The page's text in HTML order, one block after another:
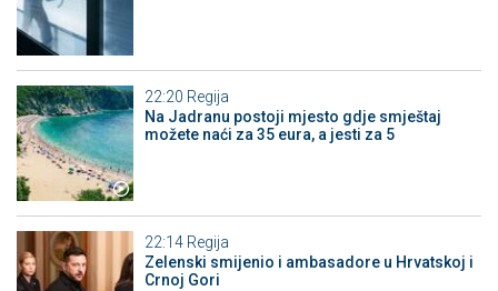
22:20 Regija
Na Jadranu postoji mjesto gdje smještaj
možete naći za 35 eura, a jesti za 5
22:14 Regija
Zelenski smijenio i ambasadore u Hrvatskoj i
Crnoj Gori